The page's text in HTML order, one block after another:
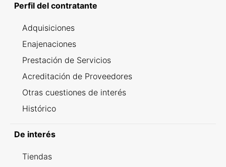
Perfil del contratante
Adquisiciones
Enajenaciones
Prestación de Servicios
Acreditación de Proveedores
Otras cuestiones de interés
Histórico
De interés
Tiendas